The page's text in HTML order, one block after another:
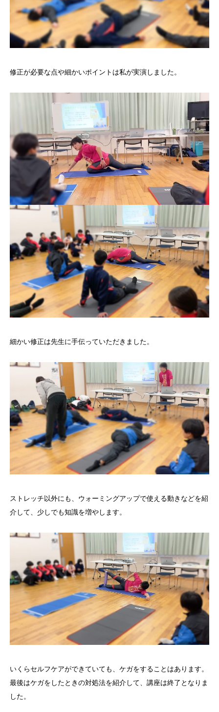
修正が必要な点や細かいポイントは私が実演しました。
細かい修正は先生に手伝っていただきました。
ストレッチ以外にも、ウォーミングアップで使える動きなどを紹
介して、少しでも知識を増やします。
いくらセルフケアができていても、ケガをすることはあります。
最後はケガをしたときの対処法を紹介して、講座は終了となりま
した。